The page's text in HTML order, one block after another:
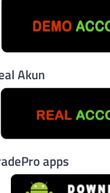
Akun
apps